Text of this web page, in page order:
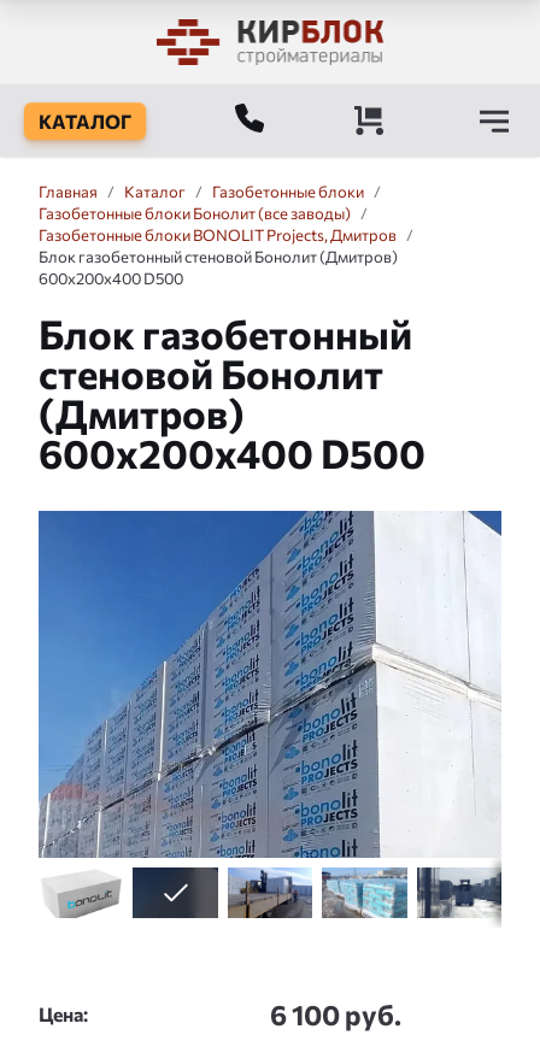
КАТАЛОГ
Главная / Каталог / Газобетонные блоки /
Газобетонные блоки Бонолит (все заводы) /
Газобетонные блоки BONOLIT Projects, Дмитров /
Блок газобетонный стеновой Бонолит (Дмитров)
600x200x400 D500
Блок газобетонный
стеновой Бонолит
(Дмитров)
600x200x400 D500
Цена: 6 100 руб.